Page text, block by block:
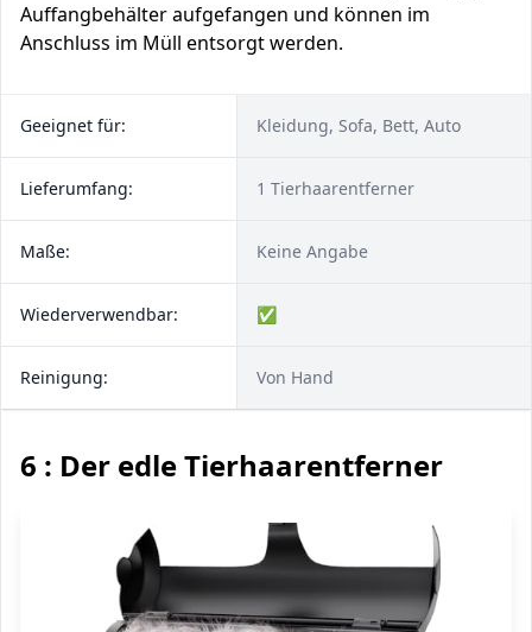
Auffangbehälter aufgefangen und können im
Anschluss im Müll entsorgt werden.
Geeignet für: Kleidung, Sofa, Bett, Auto
Lieferumfang: 1 Tierhaarentferner
Maße: Keine Angabe
Wiederverwendbar: ✅
Reinigung: Von Hand
6 : Der edle Tierhaarentferner